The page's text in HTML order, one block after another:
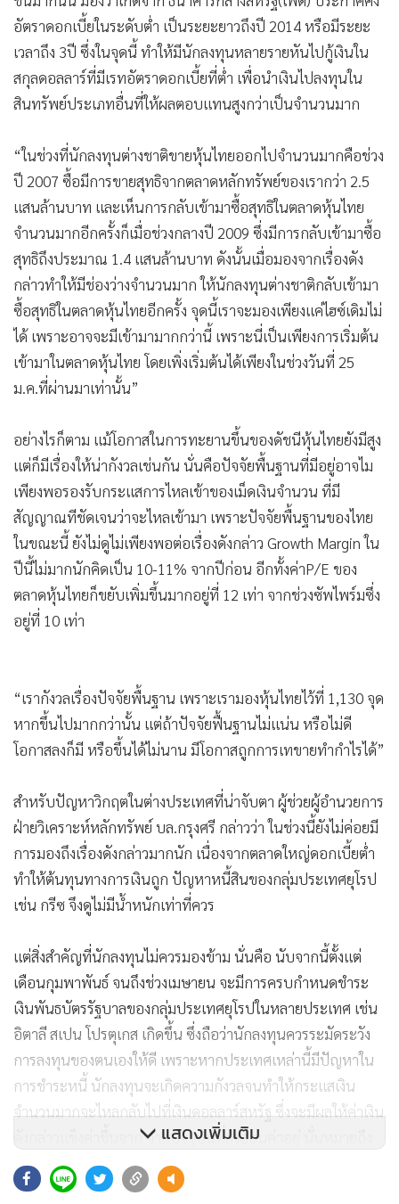
• กองทุนรวม
• Celeb Online
• Factcheck
• ญี่ปุ่น
• Gotomanager
อัตราดอกเบี้ยในระดับต่ำ เป็นระยะยาวถึงปี 2014 หรือมีระยะ
เวลาถึง 3ปี ซึ่งในจุดนี้ ทำให้มีนักลงทุนหลายรายหันไปกู้เงินใน
สกุลดอลลาร์ที่มีเรทอัตราดอกเบี้ยที่ต่ำ เพื่อนำเงินไปลงทุนใน
สินทรัพย์ประเภทอื่นที่ให้ผลตอบแทนสูงกว่าเป็นจำนวนมาก
“ในช่วงที่นักลงทุนต่างชาติขายหุ้นไทยออกไปจำนวนมากคือช่วง
ปี 2007 ซื้อมีการขายสุทธิจากตลาดหลักทรัพย์ของเรากว่า 2.5
แสนล้านบาท และเห็นการกลับเข้ามาซื้อสุทธิในตลาดหุ้นไทย
จำนวนมากอีกครั้งก็เมื่อช่วงกลางปี 2009 ซึ่งมีการกลับเข้ามาซื้อ
สุทธิถึงประมาณ 1.4 แสนล้านบาท ดังนั้นเมื่อมองจากเรื่องดัง
กล่าวทำให้มีช่องว่างจำนวนมาก ให้นักลงทุนต่างชาติกลับเข้ามา
ซื้อสุทธิในตลาดหุ้นไทยอีกครั้ง จุดนี้เราจะมองเพียงแค่ไฮซ์เดิมไม่
ได้ เพราะอาจจะมีเข้ามามากกว่านี้ เพราะนี่เป็นเพียงการเริ่มต้น
เข้ามาในตลาดหุ้นไทย โดยเพิ่งเริ่มต้นได้เพียงในช่วงวันที่ 25
ม.ค.ที่ผ่านมาเท่านั้น”
อย่างไรก็ตาม แม้โอกาสในการทะยานขึ้นของดัชนีหุ้นไทยยังมีสูง
แต่ก็มีเรื่องให้น่ากังวลเช่นกัน นั่นคือปัจจัยพื้นฐานที่มีอยู่อาจไม
เพียงพอรองรับกระแสการไหลเข้าของเม็ดเงินจำนวน ที่มี
สัญญาณทีชัดเจนว่าจะไหลเข้ามา เพราะปัจจัยพื้นฐานของไทย
ในขณะนี้ ยังไม่ดูไม่เพียงพอต่อเรื่องดังกล่าว Growth Margin ใน
ปีนี้ไม่มากนักคิดเป็น 10-11% จากปีก่อน อีกทั้งค่าP/E ของ
ตลาดหุ้นไทยก็ขยับเพิ่มขึ้นมากอยู่ที่ 12 เท่า จากช่วงซัพไพร์มซึ่ง
อยู่ที่ 10 เท่า
“เรากังวลเรื่องปัจจัยพื้นฐาน เพราะเรามองหุ้นไทยไว้ที่ 1,130 จุด
หากขึ้นไปมากกว่านั้น แต่ถ้าปัจจัยฟื้นฐานไม่แน่น หรือไม่ดี
โอกาสลงก็มี หรือขึ้นได้ไม่นาน มีโอกาสถูกการเทขายทำกำไรได้”
สำหรับปัญหาวิกฤตในต่างประเทศที่น่าจับตา ผู้ช่วยผู้อำนวยการ
ฝ่ายวิเคราะห์หลักทรัพย์ บล.กรุงศรี กล่าวว่า ในช่วงนี้ยังไม่ค่อยมี
การมองถึงเรื่องดังกล่าวมากนัก เนื่องจากตลาดใหญ่ดอกเบี้ยต่ำ
ทำให้ต้นทุนทางการเงินถูก ปัญหาหนี้สินของกลุ่มประเทศยุโรป
เช่น กรีซ จึงดูไม่มีน้ำหนักเท่าที่ควร
แต่สิ่งสำคัญที่นักลงทุนไม่ควรมองข้าม นั่นคือ นับจากนี้ตั้งแต่
เดือนกุมพาพันธ์ จนถึงช่วงเมษายน จะมีการครบกำหนดชำระ
เงินพันธบัตรรัฐบาลของกลุ่มประเทศยุโรปในหลายประเทศ เช่น
อิตาลี สเปน โปรตุเกส เกิดขึ้น ซึ่งถือว่านักลงทุนควรระมัดระวัง
การลงทุนของตนเองให้ดี เพราะหากประเทศเหล่านี้มีปัญหาใน
การชำระหนี้ นักลงทุนจะเกิดความกังวลจนทำให้กระแสเงิน
จำนวนมากจะไหลกลับไปที่เงินดอลลาร์สหรัฐ ซึ่งจะมีผลให้ค่าเงิน
ดังกล่าวแข็งค่าขึ้นจาก จากปัจจุบันที่ยังอ่อนค่าอยู่ นั่นหมายถึง
ตลาดหุ้นในหลายประเทศมีโอกาสปรับตัวลดลงได้เช่นกัน
แสดงเพิ่มเติม